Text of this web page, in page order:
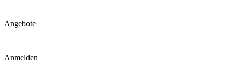
Angebote
Anmelden